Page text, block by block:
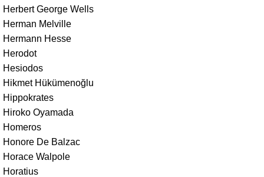
Herbert George Wells
Herman Melville
Hermann Hesse
Herodot
Hesiodos
Hikmet Hükümenoğlu
Hippokrates
Hiroko Oyamada
Homeros
Honore De Balzac
Horace Walpole
Horatius